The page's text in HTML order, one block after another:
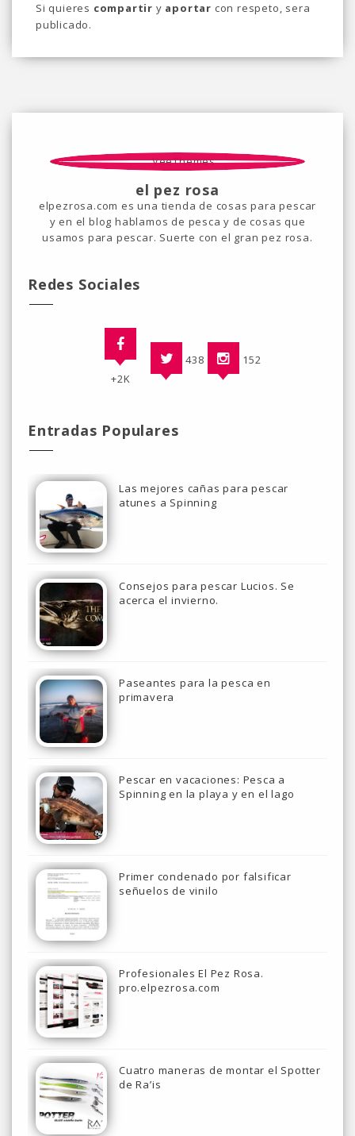
Si quieres compartir y aportar con respeto, sera
publicado.
el pez rosa
elpezrosa.com es una tienda de cosas para pescar
y en el blog hablamos de pesca y de cosas que
usamos para pescar. Suerte con el gran pez rosa.
Redes Sociales
+2K
438 152
Entradas Populares
Las mejores cañas para pescar
atunes a Spinning
Consejos para pescar Lucios. Se
acerca el invierno.
Paseantes para la pesca en
primavera
Pescar en vacaciones: Pesca a
Spinning en la playa y en el lago
Primer condenado por falsificar
señuelos de vinilo
Profesionales El Pez Rosa.
pro.elpezrosa.com
Cuatro maneras de montar el Spotter
de Ra’is